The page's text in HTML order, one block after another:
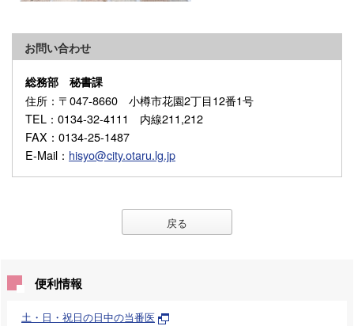
お問い合わせ
総務部 秘書課
住所 ：〒047-8660 小樽市花園2丁目12番1号
TEL ：0134-32-4111 内線211,212
FAX ：0134-25-1487
E-Mail ： hisyo@city.otaru.lg.jp
戻る
便利情報
土・日・祝日の日中の当番医